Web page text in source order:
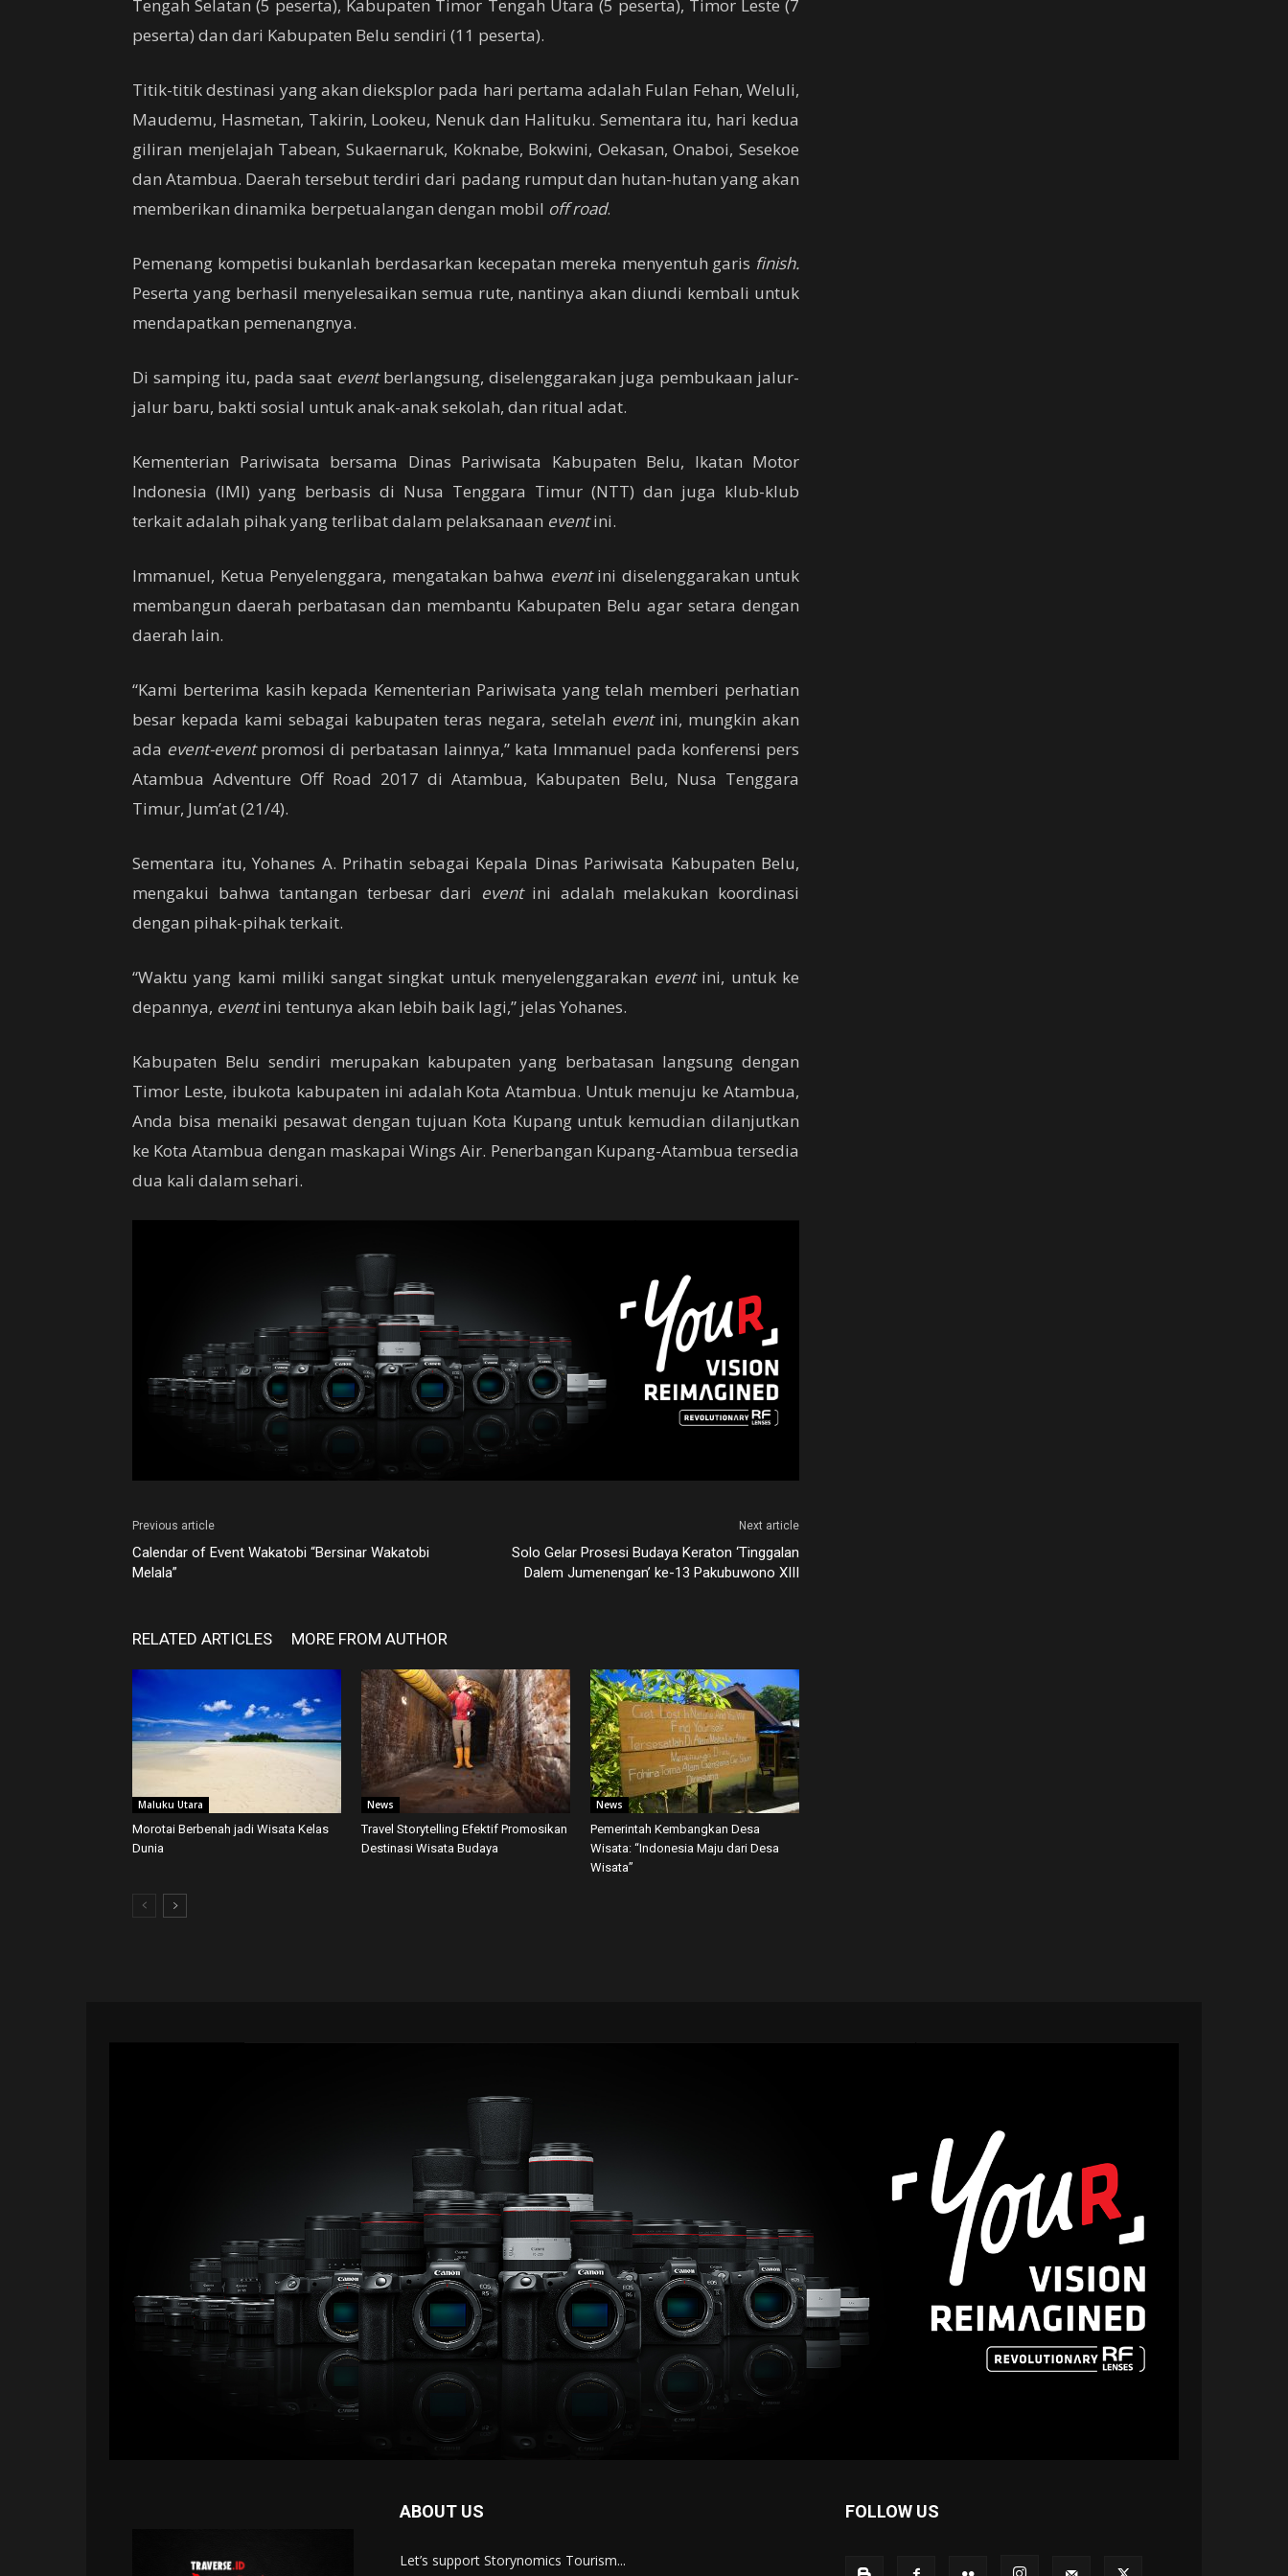
Tengah Selatan (5 peserta), Kabupaten Timor Tengah Utara (5 peserta), Timor Leste (7
peserta) dan dari Kabupaten Belu sendiri (11 peserta).
Titik-titik destinasi yang akan dieksplor pada hari pertama adalah Fulan Fehan, Weluli,
Maudemu, Hasmetan, Takirin, Lookeu, Nenuk dan Halituku. Sementara itu, hari kedua
giliran menjelajah Tabean, Sukaernaruk, Koknabe, Bokwini, Oekasan, Onaboi, Sesekoe
dan Atambua. Daerah tersebut terdiri dari padang rumput dan hutan-hutan yang akan
memberikan dinamika berpetualangan dengan mobil off road.
Pemenang kompetisi bukanlah berdasarkan kecepatan mereka menyentuh garis finish.
Peserta yang berhasil menyelesaikan semua rute, nantinya akan diundi kembali untuk
mendapatkan pemenangnya.
Di samping itu, pada saat eventberlangsung, diselenggarakan juga pembukaan jalur-
jalur baru, bakti sosial untuk anak-anak sekolah, dan ritual adat.
Kementerian Pariwisata bersama Dinas Pariwisata Kabupaten Belu, Ikatan Motor
Indonesia (IMI) yang berbasis di Nusa Tenggara Timur (NTT) dan juga klub-klub
terkait adalah pihak yang terlibat dalam pelaksanaan eventini.
Immanuel, Ketua Penyelenggara, mengatakan bahwa eventini diselenggarakan untuk
membangun daerah perbatasan dan membantu Kabupaten Belu agar setara dengan
daerah lain.
“Kami berterima kasih kepada Kementerian Pariwisata yang telah memberi perhatian
besar kepada kami sebagai kabupaten teras negara, setelah eventini, mungkin akan
ada event-eventpromosi di perbatasan lainnya,” kata Immanuel pada konferensi pers
Atambua Adventure Off Road 2017 di Atambua, Kabupaten Belu, Nusa Tenggara
Timur, Jum’at (21/4).
Sementara itu, Yohanes A. Prihatin sebagai Kepala Dinas Pariwisata Kabupaten Belu,
mengakui bahwa tantangan terbesar dari event ini adalah melakukan koordinasi
dengan pihak-pihak terkait.
“Waktu yang kami miliki sangat singkat untuk menyelenggarakan eventini, untuk ke
depannya, eventini tentunya akan lebih baik lagi,” jelas Yohanes.
Kabupaten Belu sendiri merupakan kabupaten yang berbatasan langsung dengan
Timor Leste, ibukota kabupaten ini adalah Kota Atambua. Untuk menuju ke Atambua,
Anda bisa menaiki pesawat dengan tujuan Kota Kupang untuk kemudian dilanjutkan
ke Kota Atambua dengan maskapai Wings Air. Penerbangan Kupang-Atambua tersedia
dua kali dalam sehari.
Previous article
Calendar of Event Wakatobi “Bersinar Wakatobi
Melala”
Next article
Solo Gelar Prosesi Budaya Keraton ‘Tinggalan
Dalem Jumenengan’ ke-13 Pakubuwono XIII
RELATED ARTICLES MORE FROM AUTHOR
Maluku Utara
Morotai Berbenah jadi Wisata Kelas
Dunia
News
Travel Storytelling Efektif Promosikan
Destinasi Wisata Budaya
News
Pemerintah Kembangkan Desa
Wisata: “Indonesia Maju dari Desa
Wisata”
ABOUT US
Let’s support Storynomics Tourism...
FOLLOW US